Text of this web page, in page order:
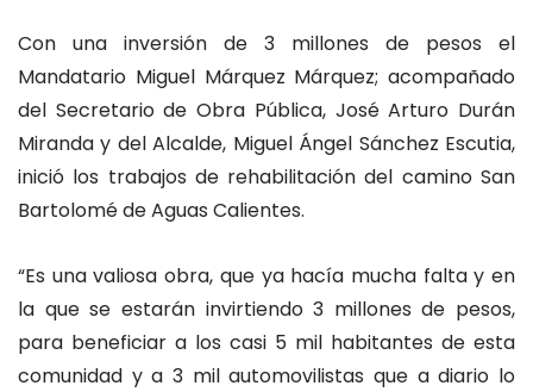
Con una inversión de 3 millones de pesos el
Mandatario Miguel Márquez Márquez; acompañado
del Secretario de Obra Pública, José Arturo Durán
Miranda y del Alcalde, Miguel Ángel Sánchez Escutia,
inició los trabajos de rehabilitación del camino San
Bartolomé de Aguas Calientes.
“Es una valiosa obra, que ya hacía mucha falta y en
la que se estarán invirtiendo 3 millones de pesos,
para beneficiar a los casi 5 mil habitantes de esta
comunidad y a 3 mil automovilistas que a diario lo